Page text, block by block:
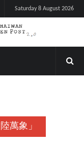
Saturday 8 August 2026
陸萬象」